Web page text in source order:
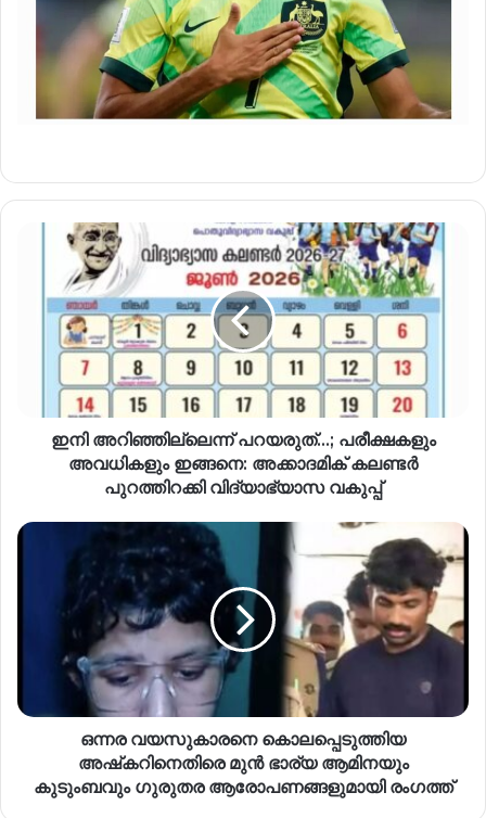
ഇനി അറിഞ്ഞില്ലെന്ന് പറയരുത്…; പരീക്ഷകളും
അവധികളും ഇങ്ങനെ: അക്കാദമിക് കലണ്ടർ
പുറത്തിറക്കി വിദ്യാഭ്യാസ വകുപ്പ്
ഒന്നര വയസുകാരനെ കൊലപ്പെടുത്തിയ
അഷ്‌കറിനെതിരെ മുന്‍ ഭാര്യ ആമിനയും
കുടുംബവും ഗുരുതര ആരോപണങ്ങളുമായി രംഗത്ത്